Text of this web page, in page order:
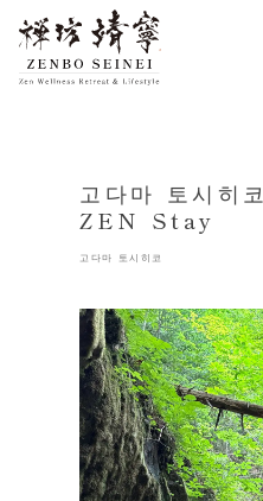
KO
고다마 토시히
ZEN Stay
고다마 토시히코